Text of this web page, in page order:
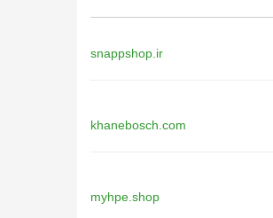
snappshop.ir
khanebosch.com
myhpe.shop